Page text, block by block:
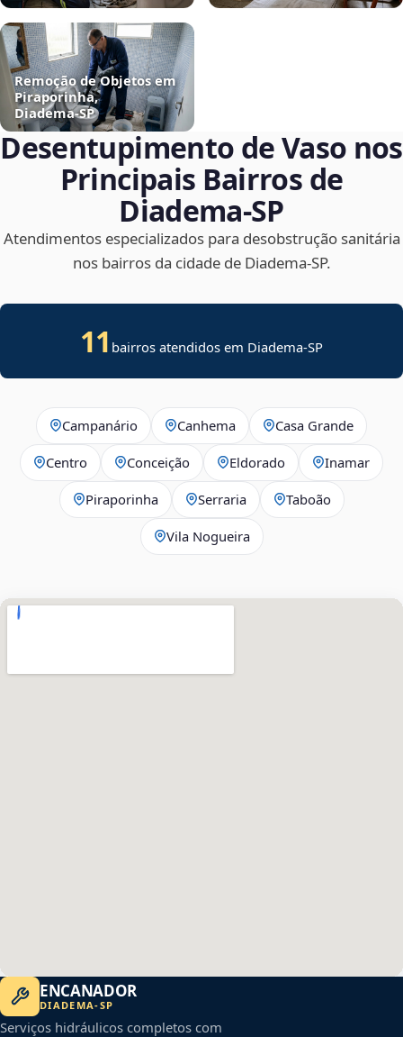
Remoção de Objetos em
Piraporinha,
Diadema‑SP
Desentupimento de Vaso nos
Principais Bairros de
Diadema‑SP
Atendimentos especializados para desobstrução sanitária
nos bairros da cidade de Diadema‑SP.
11 bairros atendidos em Diadema-SP
Campanário Canhema Casa Grande
Centro Conceição Eldorado Inamar
Piraporinha Serraria Taboão
Vila Nogueira
ENCANADOR
DIADEMA-SP
Serviços hidráulicos completos com